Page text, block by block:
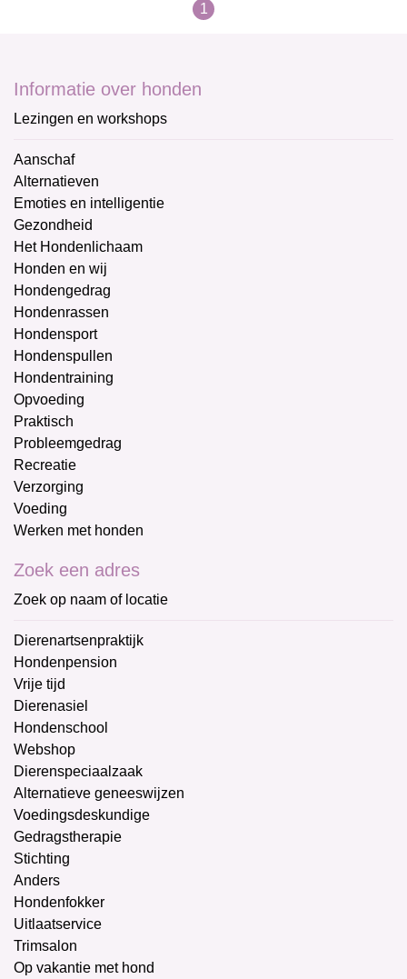
1
Informatie over honden
Lezingen en workshops
Aanschaf
Alternatieven
Emoties en intelligentie
Gezondheid
Het Hondenlichaam
Honden en wij
Hondengedrag
Hondenrassen
Hondensport
Hondenspullen
Hondentraining
Opvoeding
Praktisch
Probleemgedrag
Recreatie
Verzorging
Voeding
Werken met honden
Zoek een adres
Zoek op naam of locatie
Dierenartsenpraktijk
Hondenpension
Vrije tijd
Dierenasiel
Hondenschool
Webshop
Dierenspeciaalzaak
Alternatieve geneeswijzen
Voedingsdeskundige
Gedragstherapie
Stichting
Anders
Hondenfokker
Uitlaatservice
Trimsalon
Op vakantie met hond